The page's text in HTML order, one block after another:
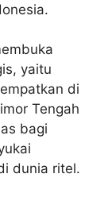
yaitu
di
Tengah
bagi
dunia ritel.